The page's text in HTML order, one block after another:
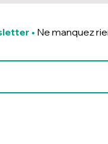
• Ne manquez